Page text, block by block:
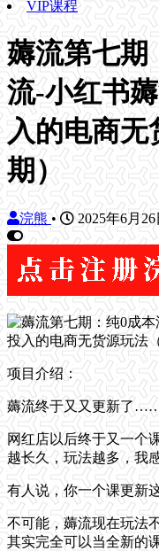
VIP课程
薅流第七期
流-小红书
入的电商无
期）
浣熊 • 2025年6月26
项目介绍：
薅流终于又又更新了
网红店以后终于又一个
越长久，玩法越多，我
有人说，你一个课更新
不可能，薅流现在玩法
其实完全可以当全新的